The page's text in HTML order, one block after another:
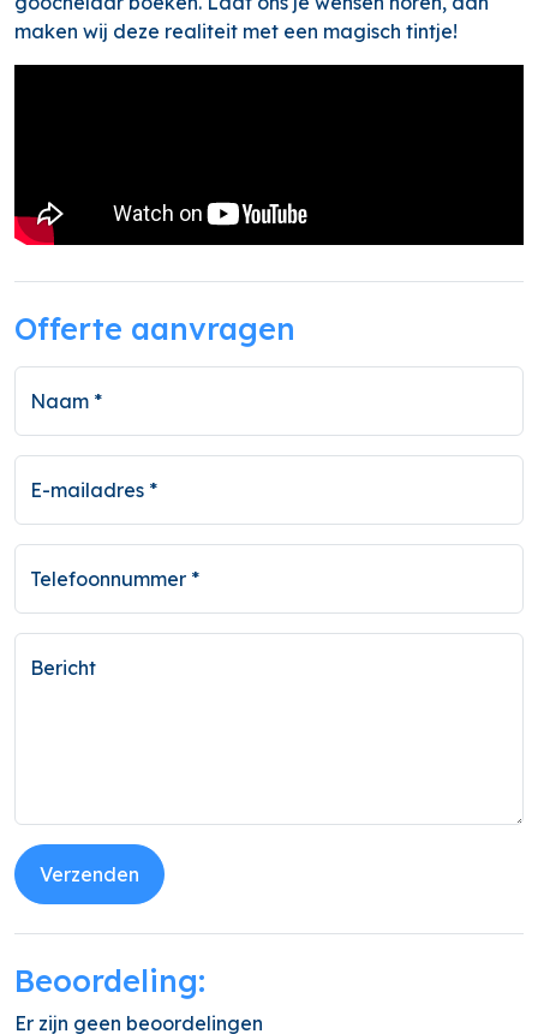
maken wij deze realiteit met een magisch tintje!
Offerte aanvragen
Naam *
E-mailadres *
Telefoonnummer *
Bericht
Verzenden
Beoordeling:
Er zijn geen beoordelingen